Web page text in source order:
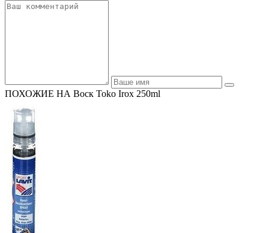
ПОХОЖИЕ НА Воск Toko Irox 250ml